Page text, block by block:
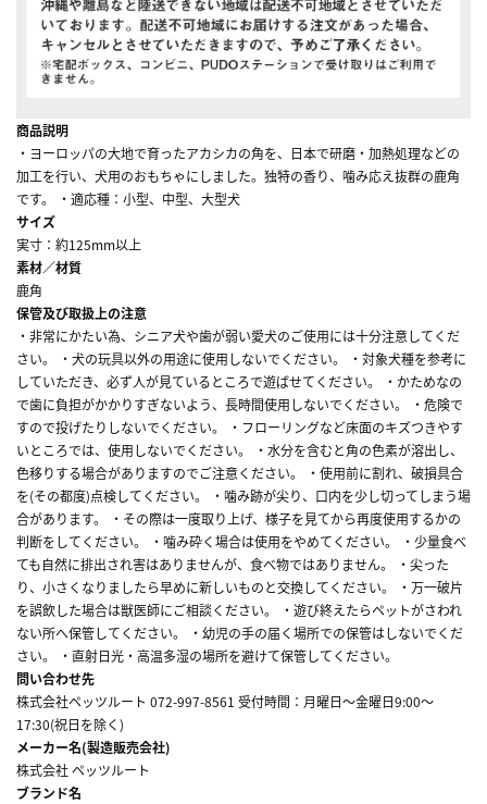
商品説明
・ヨーロッパの大地で育ったアカシカの角を、日本で研磨・加熱処理などの
加工を行い、犬用のおもちゃにしました。独特の香り、噛み応え抜群の鹿角
です。 ・適応種：小型、中型、大型犬
サイズ
実寸：約125mm以上
素材／材質
鹿角
保管及び取扱上の注意
・非常にかたい為、シニア犬や歯が弱い愛犬のご使用には十分注意してくだ
さい。 ・犬の玩具以外の用途に使用しないでください。 ・対象犬種を参考に
していただき、必ず人が見ているところで遊ばせてください。 ・かためなの
で歯に負担がかかりすぎないよう、長時間使用しないでください。 ・危険で
すので投げたりしないでください。 ・フローリングなど床面のキズつきやす
いところでは、使用しないでください。 ・水分を含むと角の色素が溶出し、
色移りする場合がありますのでご注意ください。 ・使用前に割れ、破損具合
を(その都度)点検してください。 ・噛み跡が尖り、口内を少し切ってしまう場
合があります。 ・その際は一度取り上げ、様子を見てから再度使用するかの
判断をしてください。 ・噛み砕く場合は使用をやめてください。 ・少量食べ
ても自然に排出され害はありませんが、食べ物ではありません。 ・尖った
り、小さくなりましたら早めに新しいものと交換してください。 ・万一破片
を誤飲した場合は獣医師にご相談ください。 ・遊び終えたらペットがさわれ
ない所へ保管してください。 ・幼児の手の届く場所での保管はしないでくだ
さい。 ・直射日光・高温多湿の場所を避けて保管してください。
問い合わせ先
株式会社ペッツルート 072-997-8561 受付時間：月曜日～金曜日9:00～
17:30(祝日を除く)
メーカー名(製造販売会社)
株式会社 ペッツルート
ブランド名